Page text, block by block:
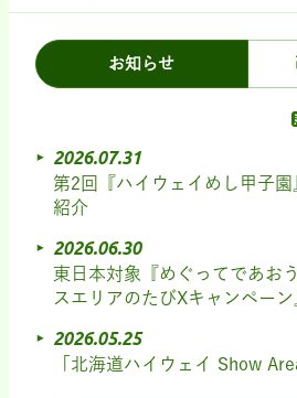
お知らせ
2026.07.31
第2回『ハイウェイめし甲子
紹介
2026.06.30
東日本対象『めぐってであお
スエリアのたびXキャンペー
2026.05.25
「北海道ハイウェイ Show